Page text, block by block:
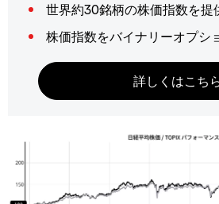
世界約30銘柄の株価指数を提
株価指数をバイナリーオプシ